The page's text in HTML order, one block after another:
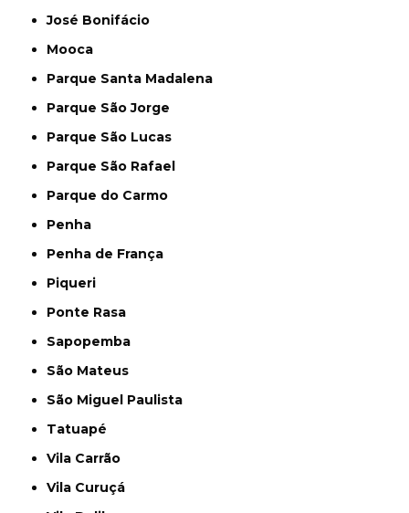
José Bonifácio
Mooca
Parque Santa Madalena
Parque São Jorge
Parque São Lucas
Parque São Rafael
Parque do Carmo
Penha
Penha de França
Piqueri
Ponte Rasa
Sapopemba
São Mateus
São Miguel Paulista
Tatuapé
Vila Carrão
Vila Curuçá